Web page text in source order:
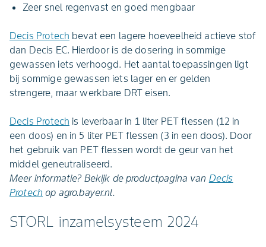
Zeer snel regenvast en goed mengbaar
Decis Protech bevat een lagere hoeveelheid actieve stof
dan Decis EC. Hierdoor is de dosering in sommige
gewassen iets verhoogd. Het aantal toepassingen ligt
bij sommige gewassen iets lager en er gelden
strengere, maar werkbare DRT eisen.
Decis Protech is leverbaar in 1 liter PET flessen (12 in
een doos) en in 5 liter PET flessen (3 in een doos). Door
het gebruik van PET flessen wordt de geur van het
middel geneutraliseerd.
Meer informatie? Bekijk de productpagina van Decis
Protech op agro.bayer.nl.
STORL inzamelsysteem 2024